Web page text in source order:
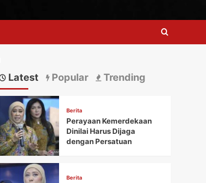
Latest Popular Trending
Berita
Perayaan Kemerdekaan
Dinilai Harus Dijaga
dengan Persatuan
Berita